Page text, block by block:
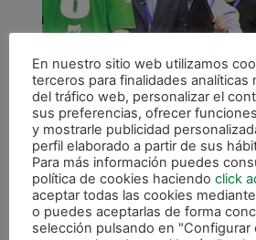
Además, el técnico navarro
ha flojeado en el inicio del
ha sido un bálsamo para
por delante en el marcador,
mucho más fácil seguir
En nuestro sitio web utilizamos
terceros para finalidades analíticas
del tráfico web, personalizar el
sus preferencias, ofrecer
y mostrarle publicidad
perfil elaborado a partir de sus
Para más información puedes
política de cookies haciendo click
aceptar todas las cookies
o puedes aceptarlas de forma
selección pulsando en "Configurar